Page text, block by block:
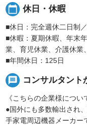
calendar_today 休日・休暇
■休日：完全週休二日制
■休暇：夏期休暇、年末
業、育児休業、介護休業
■年間休日：125日
message コンサルタント
《こちらの企業様につい
●国外にも多数輸出され
手家電周辺機器メーカー